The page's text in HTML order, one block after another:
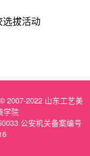
选拔活动
2007-2022 山东工艺美
学院
公安机关备案编号